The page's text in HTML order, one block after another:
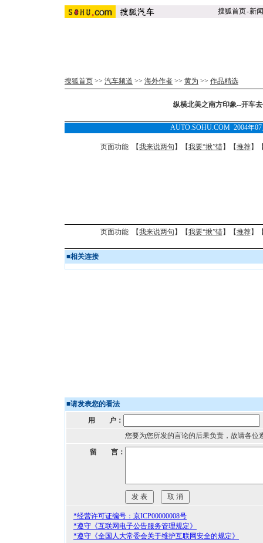
搜狐首页-新闻
搜狐首页 >> 汽车频道 >> 海外作者 >> 黄为 >> 作品精选
纵横北美之南方印象--开车
AUTO.SOHU.COM 2004年
页面功能 【我来说两句 】【我要“揪”错】【推荐】
页面功能 【我来说两句 】【我要“揪”错】【推荐】
■相关连接
■请发表您的看法
用 户：
您要为您所发的言论的后果负责，故请各位
留 言：
*经营许可证编号：京ICP00000008号
*遵守《互联网电子公告服务管理规定》
*遵守《全国人大常委会关于维护互联网安全的规定》